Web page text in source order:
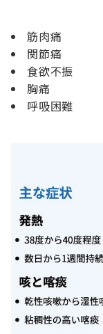
筋肉痛
関節痛
食欲不振
胸痛
呼吸困難